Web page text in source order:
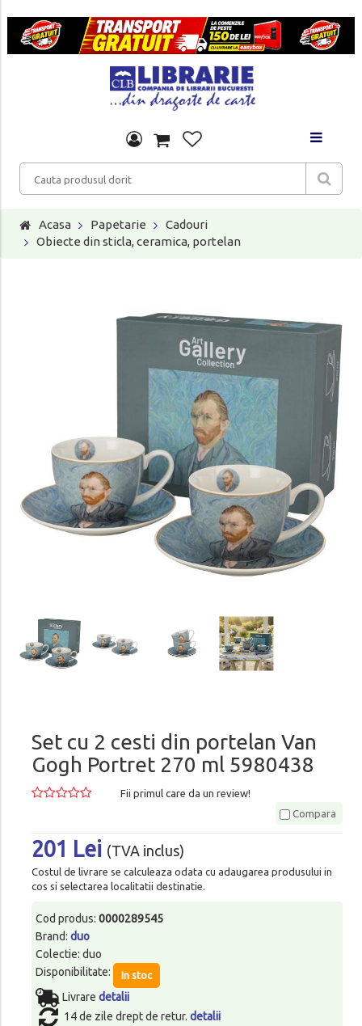
Acasa Papetarie
Cadouri
Obiecte din sticla, ceramica, portelan
Set cu 2 cesti din portelan Van
Gogh Portret 270 ml 5980438
Fii primul care da un review!
Compara
201 Lei (TVA inclus)
Costul de livrare se calculeaza odata cu adaugarea produsului in
cos si selectarea localitatii destinatie.
Cod produs: 0000289545
Brand: duo
Colectie: duo
Disponibilitate:
In stoc
Livrare detalii
14 de zile drept de retur. detalii